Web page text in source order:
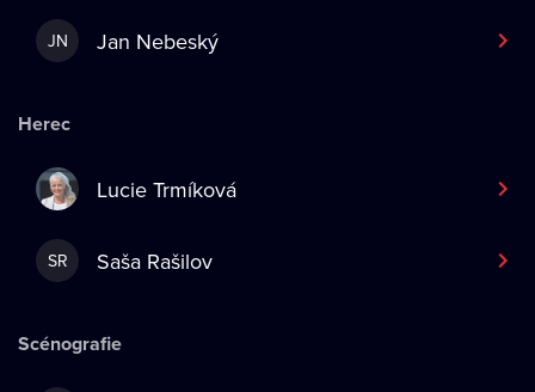
JN Jan Nebeský
Herec
Lucie Trmíková
SR Saša Rašilov
Scénografie